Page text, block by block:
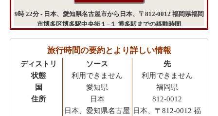
9時 22分 - 日本、愛知県名古屋市から日本、〒812-0012 福岡県福岡
市博多区博多駅中央街１−１ 博多駅までの移動時間
旅行時間の要約とより詳しい情報
ディストリ
状態
国
住所
ソース
利用できません
愛知県
日本
日本、愛知県名古屋
先
利用できません
福岡県
812-0012
日本、〒812-0012 福